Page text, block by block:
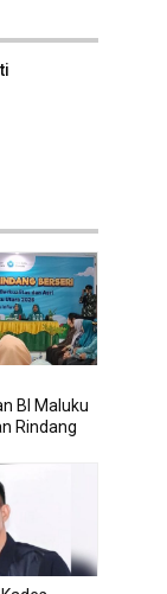
BI Maluku
Rindang